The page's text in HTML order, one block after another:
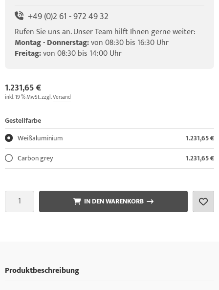
+49 (0)2 61 - 972 49 32
Rufen Sie uns an. Unser Team hilft Ihnen gerne weiter:
Montag - Donnerstag:von 08:30 bis 16:30 Uhr
Freitag:von 08:30 bis 14:00 Uhr
1.231,65 €
inkl. 19 % MwSt. zzgl.Versand
Gestellfarbe
Weißaluminium
1.231,65 €
Carbon grey
1.231,65 €
IN DEN WARENKORB
Produktbeschreibung